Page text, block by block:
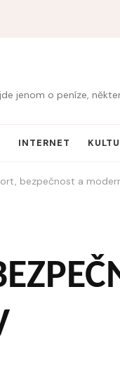
jenom o peníze,
INTERNET
bezpečnost a